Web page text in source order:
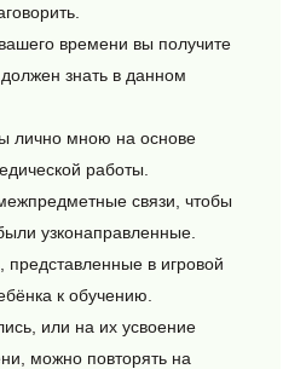
времени вы получите
знать в данном
лично мною на основе
работы.
связи, чтобы
узконаправленные.
в игровой
к обучению.
или на их усвоение
можно повторять на